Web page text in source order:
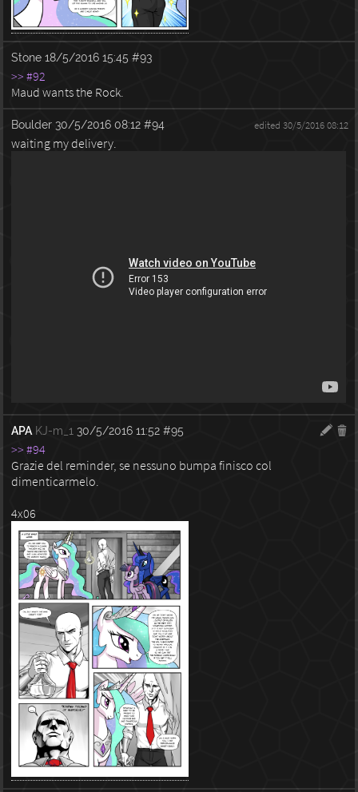
Stone 18/5/2016 15:45 #93
>> #92
Maud wants the Rock.
Boulder 30/5/2016 08:12 #94 edited 30/5/2016 08:12
waiting my delivery.
APA KJ-m_1 30/5/2016 11:52 #95
>> #94
Grazie del reminder, se nessuno bumpa finisco col
dimenticarmelo.
4x06